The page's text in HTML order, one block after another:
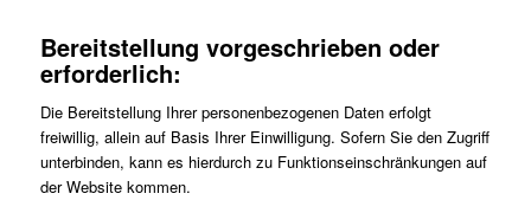
Bereitstellung vorgeschrieben oder
erforderlich:
Die Bereitstellung Ihrer personenbezogenen Daten erfolgt
freiwillig, allein auf Basis Ihrer Einwilligung. Sofern Sie den Zugriff
unterbinden, kann es hierdurch zu Funktionseinschränkungen auf
der Website kommen.